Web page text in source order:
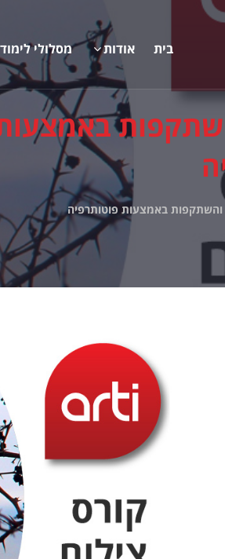
בית אודות מסלולי לימוד
והשתקפות באמצעות פוטותרפיה